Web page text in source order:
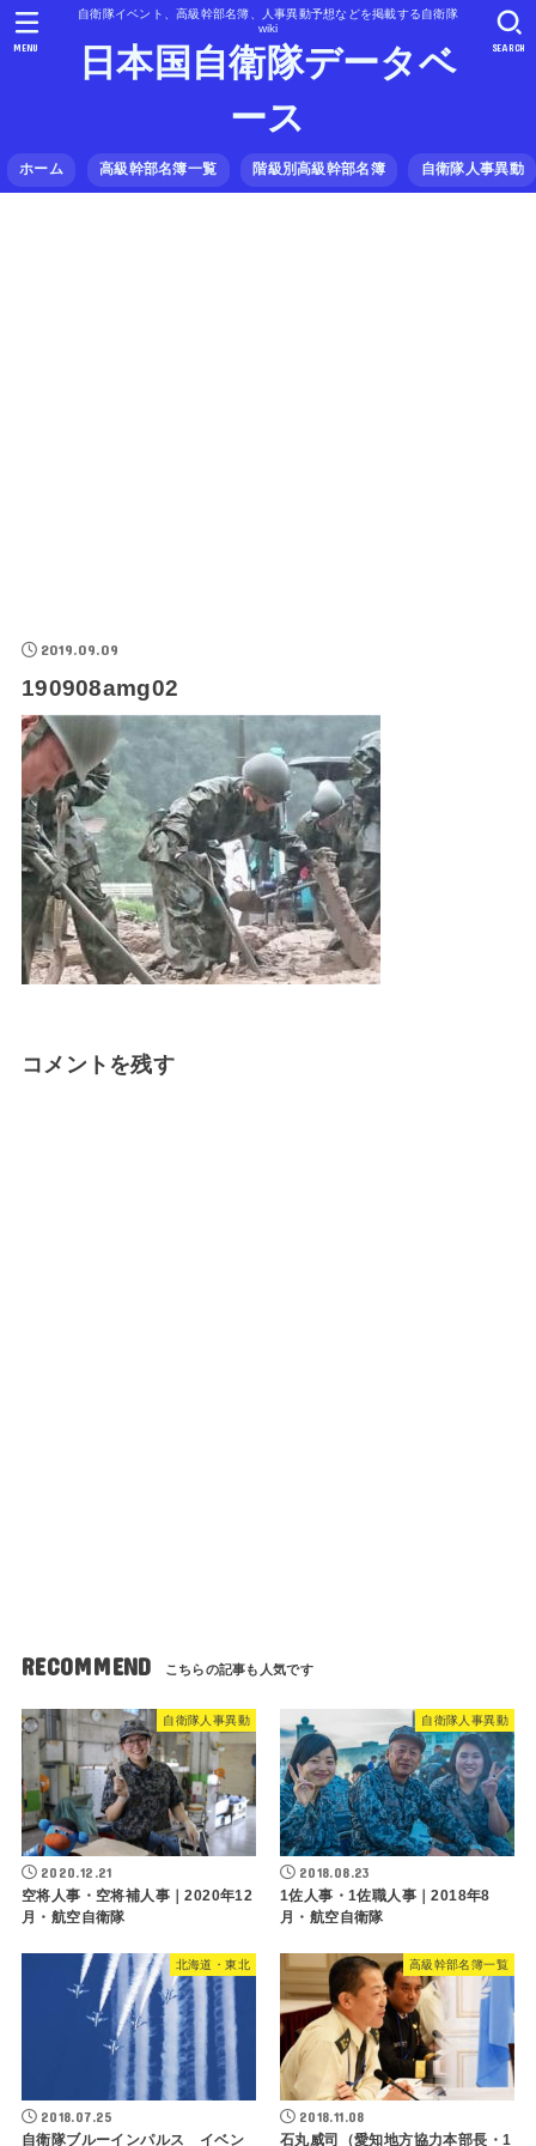
自衛隊イベント、高級幹部名簿、人事異動予想などを掲載する自衛隊
wiki
日本国自衛隊データベ
ース
ホーム 高級幹部名簿一覧 階級別高級幹部名簿 自衛隊人事異動
SEARCH
MENU
2019.09.09
190908amg02
コメントを残す
RECOMMEND
自衛隊人事異動
2020.12.21
空将人事・空将補人事｜2020年12
月・航空自衛隊
自衛隊人事異動
2018.08.23
1佐人事・1佐職人事｜2018年8
月・航空自衛隊
北海道・東北
2018.07.25
自衛隊ブルーインパルス イベン
高級幹部名簿一覧
2018.11.08
石丸威司（愛知地方協力本部長・1